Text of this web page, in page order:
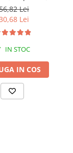
RE.22879.02
Lei
Lei
IN STOC
IN COS